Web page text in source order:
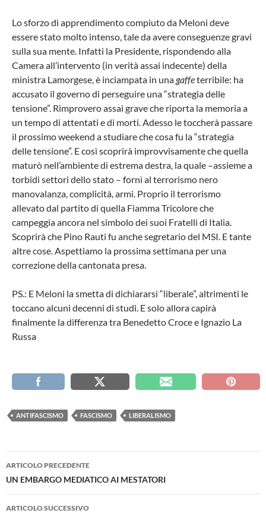
Lo sforzo di apprendimento compiuto da Meloni deve
essere stato molto intenso, tale da avere conseguenze gravi
sulla sua mente. Infatti la Presidente, rispondendo alla
Camera all’intervento (in verità assai indecente) della
ministra Lamorgese, è inciampata in una gaffeterribile: ha
accusato il governo di perseguire una “strategia delle
tensione”. Rimprovero assai grave che riporta la memoria a
un tempo di attentati e di morti. Adesso le toccherà passare
il prossimo weekend a studiare che cosa fu la “strategia
delle tensione”. E così scoprirà improvvisamente che quella
maturò nell’ambiente di estrema destra, la quale –assieme a
torbidi settori dello stato – fornì al terrorismo nero
manovalanza, complicità, armi. Proprio il terrorismo
allevato dal partito di quella Fiamma Tricolore che
campeggia ancora nel simbolo dei suoi Fratelli di Italia.
Scoprirà che Pino Rauti fu anche segretario del MSI. E tante
altre cose. Aspettiamo la prossima settimana per una
correzione della cantonata presa.
PS.: E Meloni la smetta di dichiararsi “liberale”, altrimenti le
toccano alcuni decenni di studi. E solo allora capirà
finalmente la differenza tra Benedetto Croce e Ignazio La
Russa
ANTIFASCISMO FASCISMO LIBERALISMO
Navigazione
articolo
ARTICOLO PRECEDENTE
UN EMBARGO MEDIATICO AI MESTATORI
ARTICOLO SUCCESSIVO